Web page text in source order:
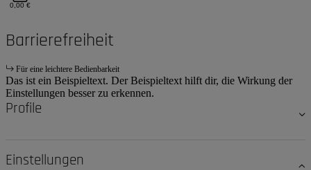
0,00 €
Barrierefreiheit
Für eine leichtere Bedienbarkeit
Das ist ein Beispieltext. Der Beispieltext hilft dir, die Wirkung der
Einstellungen besser zu erkennen.
Profile
Einstellungen